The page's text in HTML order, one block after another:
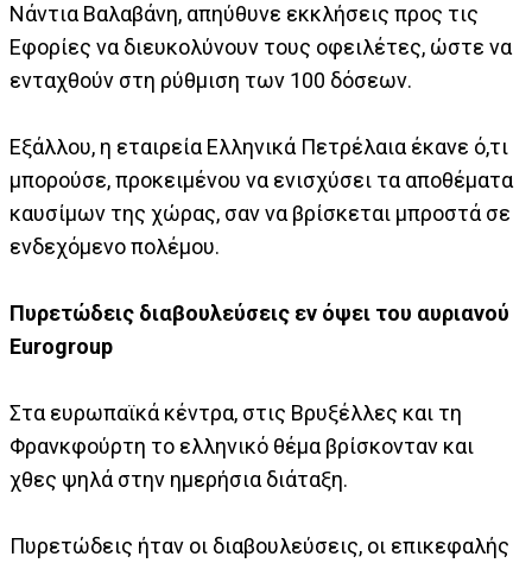
Νάντια Βαλαβάνη, απηύθυνε εκκλήσεις προς τις
Εφορίες να διευκολύνουν τους οφειλέτες, ώστε να
ενταχθούν στη ρύθμιση των 100 δόσεων.
Εξάλλου, η εταιρεία Ελληνικά Πετρέλαια έκανε ό,τι
μπορούσε, προκειμένου να ενισχύσει τα αποθέματα
καυσίμων της χώρας, σαν να βρίσκεται μπροστά σε
ενδεχόμενο πολέμου.
Πυρετώδεις διαβουλεύσεις εν όψει του αυριανού
Eurogroup
Στα ευρωπαϊκά κέντρα, στις Βρυξέλλες και τη
Φρανκφούρτη το ελληνικό θέμα βρίσκονταν και
χθες ψηλά στην ημερήσια διάταξη.
Πυρετώδεις ήταν οι διαβουλεύσεις, οι επικεφαλής